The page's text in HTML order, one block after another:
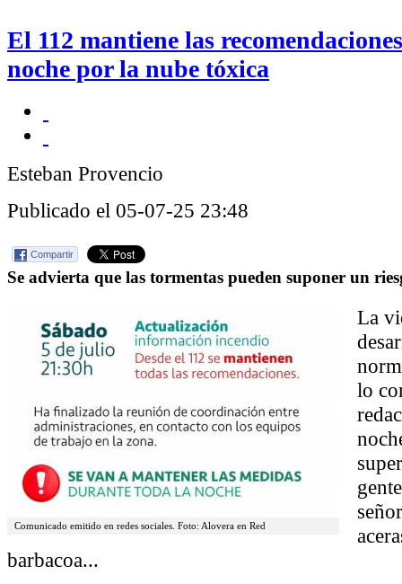
El 112 mantiene las
noche por la nube tóxica
Esteban Provencio
Publicado el 05-07-25 23:48
Compartir
Se advierta que las tormentas pueden suponer un
Comunicado emitido en redes sociales. Foto: Alovera en Red
La
lo
barbacoa...